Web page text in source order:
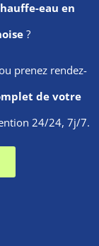
eau en
?
prenez rendez-
de votre
24/24, 7j/7.